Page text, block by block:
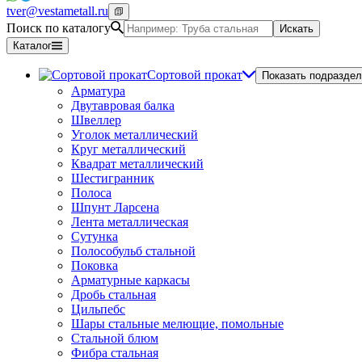
tver@vestametall.ru
Поиск по каталогу
Искать
Каталог
Сортовой прокат Показать
Арматура
Двутавровая балка
Швеллер
Уголок металлический
Круг металлический
Квадрат металлический
Шестигранник
Полоса
Шпунт Ларсена
Лента металлическая
Сутунка
Полособульб стальной
Поковка
Арматурные каркасы
Дробь стальная
Цильпебс
Шары стальные мелющие, помольные
Стальной блюм
Фибра стальная